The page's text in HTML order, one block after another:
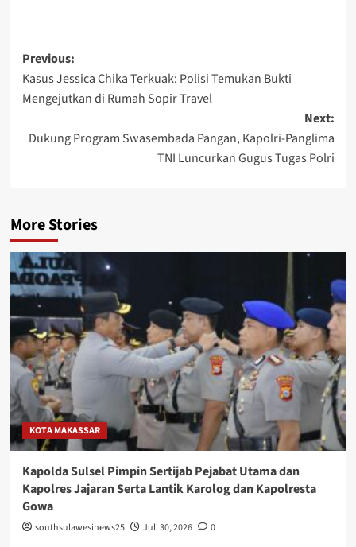
Post
navigation
Previous:
Kasus Jessica Chika Terkuak: Polisi Temukan Bukti
Mengejutkan di Rumah Sopir Travel
Next:
Dukung Program Swasembada Pangan, Kapolri-Panglima
TNI Luncurkan Gugus Tugas Polri
More Stories
KOTA MAKASSAR
Kapolda Sulsel Pimpin Sertijab Pejabat Utama dan
Kapolres Jajaran Serta Lantik Karolog dan Kapolresta
Gowa
southsulawesinews25 Juli 30, 2026 0